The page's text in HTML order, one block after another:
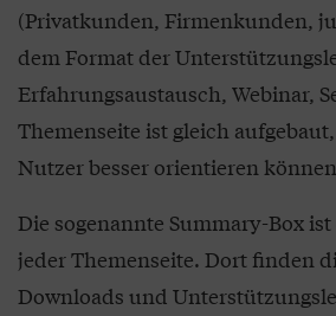
(Privatkunden, Firmenkunden,
dem Format der
Erfahrungsaustausch, Webinar,
Themenseite ist gleich
Nutzer besser orientieren
Die sogenannte Summary-Box
jeder Themenseite. Dort finden
Downloads und